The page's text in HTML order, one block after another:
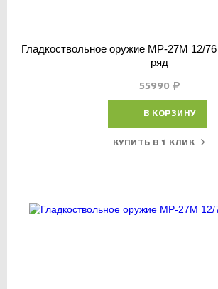
Гладкоствольное оружие МР-27М 12/
ряд
55990
В КОРЗИНУ
КУПИТЬ В 1 КЛИК